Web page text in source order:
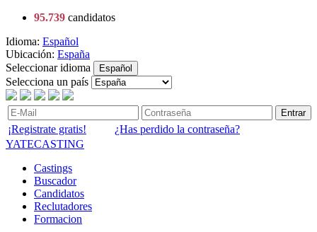
95.739 candidatos
Idioma: Español
Ubicación: España
Seleccionar idioma
Español
Selecciona un país
Entrar
¡Registrate gratis!
¿Has perdido la contraseña?
YATECASTING
Castings
Buscador
Candidatos
Reclutadores
Formacion